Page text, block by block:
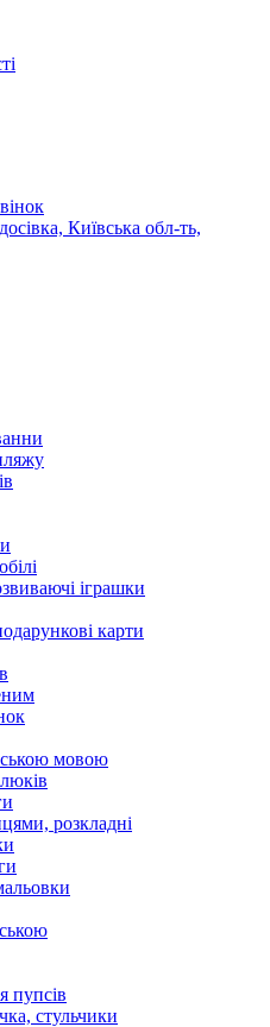
Київська обл-ть,
іграшки
карти
мовою
розкладні
пупсів
стульчики